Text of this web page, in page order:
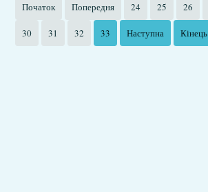
Початок
Попередня 24 25 26
30 31 32 33 Наступна Кінець